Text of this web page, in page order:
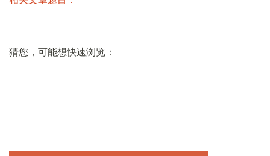
猜您，可能想快速浏览：